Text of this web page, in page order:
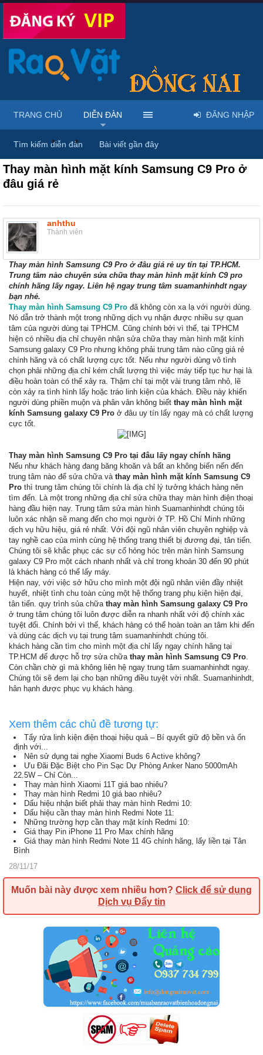
Diễn đàn ... Linh kiện & dịch vụ điện thoại
Thay màn hình mặt kính Samsung C9 Pro ở
đâu giá rẻ
anhthu
Thành viên
Thay màn hình Samsung C9 Pro ở đâu giá rẻ uy tín tại TP.HCM.
Trung tâm nào chuyên sửa chữa thay màn hình mặt kính C9 pro
chính hãng lấy ngay. Liên hệ ngay trung tâm suamanhinhdt ngay
bạn nhé.
Thay màn hình Samsung C9 Pro đã không còn xa lạ với người dùng.
Nó dẫn trở thành một trong những dịch vụ nhận được nhiều sự quan
tâm của người dùng tại TPHCM. Cũng chính bởi vì thế, tại TPHCM
hiện có nhiều địa chỉ chuyên nhận sửa chữa thay màn hình mặt kính
Samsung galaxy C9 Pro nhưng không phải trung tâm nào cũng giá rẻ
chính hãng và có chất lượng cực tốt. Nếu như người dùng vô tình
chọn phải những địa chỉ kém chất lượng thì việc máy tiếp tục hư hại là
điều hoàn toàn có thể xảy ra. Thậm chí tại một vài trung tâm nhỏ, lẽ
còn xảy ra tình hình lấy hoặc tráo linh kiện của khách. Điều này khiến
người dùng phiền muộn và phân vân không biết thay màn hình mặt
kính Samsung galaxy C9 Pro ở đâu uy tín lấy ngay mà có chất lượng
cực tốt.
Thay màn hình Samsung C9 Pro tại đâu lấy ngay chính hãng
Nếu như khách hàng đang băng khoăn và bất an không biến nến đến
trung tâm nào để sửa chữa và thay màn hình mặt kính Samsung C9
Pro thì trung tâm chúng tôi chính là địa chỉ lý tưởng khách hàng nên
tìm đến. Là một trong những địa chỉ sửa chữa thay màn hình điện thoại
hàng đầu hiện nay. Trung tâm sửa màn hình Suamanhinhdt chúng tôi
luôn xác nhận sẽ mang đến cho mọi người ở TP. Hồ Chí Minh những
dịch vụ hữu hiệu, giá rẻ nhất. Với đội ngũ nhân viên chuyên nghiệp và
tay nghề cao của mình cùng hệ thống trang thiết bị đương đại, tân tiến.
Chúng tôi sẽ khắc phục các sự cố hỏng hóc trên màn hình Samsung
galaxy C9 Pro một cách nhanh nhất và chỉ trong khoản 30 đến 90 phút
là khách hàng có thể lấy máy.
Hiện nay, với việc sở hữu cho mình một đội ngũ nhân viên đầy nhiệt
huyết, nhiệt tình chu toàn cùng một hệ thống trang phụ kiện hiện đại,
tân tiến. quy trình sủa chữa thay màn hình Samsung galaxy C9 Pro
ở trung tâm chúng tôi luôn được diễn ra nhanh nhất với độ chính xác
tuyệt đối. Chính bởi vì thế, khách hàng có thể hoàn toàn an tâm khi đến
và dùng các dịch vụ tại trung tâm suamanhinhdt chúng tôi.
khách hàng cần tìm cho mình một địa chỉ lấy ngay chính hãng tại
TP.HCM để được hỗ trợ sửa chữa thay màn hình Samsung C9 Pro.
Còn chần chờ gì mà không liên hệ ngay trung tâm suamanhinhdt ngay.
Chúng tôi sẽ đem lại cho bạn những điều tuyệt vời nhất. Suamanhinhdt,
hân hạnh được phục vụ khách hàng.
Xem thêm các chủ đề tương tự:
Tẩy rửa linh kiện điện thoại hiệu quả – Bí quyết giữ độ bền và ổn
định với...
Nên sử dụng tai nghe Xiaomi Buds 6 Active không?
Ưu Đãi Đặc Biệt cho Pin Sạc Dự Phòng Anker Nano 5000mAh
22.5W – Chỉ Còn...
Thay màn hình Xiaomi 11T giá bao nhiêu?
Thay màn hình Redmi 10 giá bao nhiêu?
Dấu hiệu nhận biết phải thay màn hình Redmi 10:
Dấu hiệu cần thay màn hình Redmi Note 11:
Những trường hợp cần thay mặt kính Redmi 10:
Giá thay Pin iPhone 11 Pro Max chính hãng
Giá thay màn hình Redmi Note 11 4G chính hãng, lấy liền tại Tân
Bình
28/11/17
Muốn bài này được xem nhiều hơn? Click để sử dụng
Dịch vụ Đẩy tin
TRANG CHỦ DIỄN ĐÀN
Tìm kiếm diễn đàn Bài viết gần đây
ĐĂNG NHẬP